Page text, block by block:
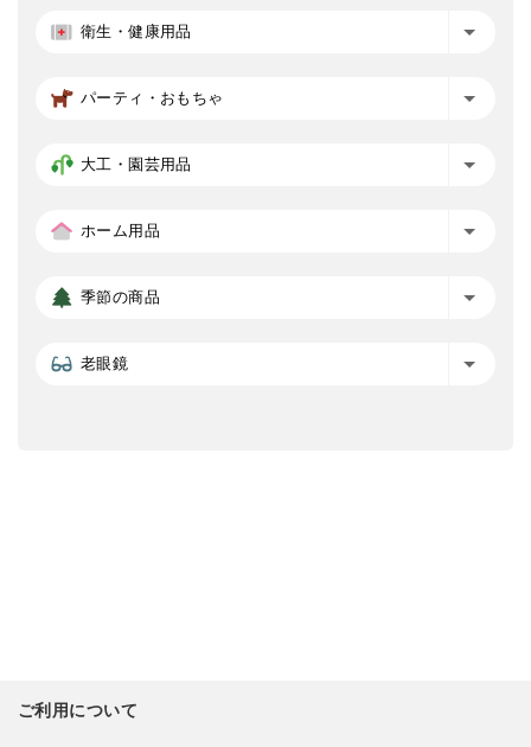
衛生・健康用品
パーティ・おもちゃ
大工・園芸用品
ホーム用品
季節の商品
老眼鏡
ご利用について